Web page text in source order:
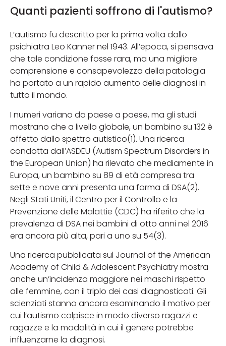
Quanti pazienti soffrono di l'autismo?
L’autismo fu descritto per la prima volta dallo
psichiatra Leo Kanner nel 1943. All’epoca, si pensava
che tale condizione fosse rara, ma una migliore
comprensione e consapevolezza della patologia
ha portato a un rapido aumento delle diagnosi in
tutto il mondo.
I numeri variano da paese a paese, ma gli studi
mostrano che a livello globale, un bambino su 132 è
affetto dallo spettro autistico(1). Una ricerca
condotta dall’ASDEU (Autism Spectrum Disorders in
the European Union) ha rilevato che mediamente in
Europa, un bambino su 89 di età compresa tra
sette e nove anni presenta una forma di DSA(2).
Negli Stati Uniti, il Centro per il Controllo e la
Prevenzione delle Malattie (CDC) ha riferito che la
prevalenza di DSA nei bambini di otto anni nel 2016
era ancora più alta, pari a uno su 54(3).
Una ricerca pubblicata sul Journal of the American
Academy of Child & Adolescent Psychiatry mostra
anche un’incidenza maggiore nei maschi rispetto
alle femmine, con il triplo dei casi diagnosticati. Gli
scienziati stanno ancora esaminando il motivo per
cui l’autismo colpisce in modo diverso ragazzi e
ragazze e la modalità in cui il genere potrebbe
influenzarne la diagnosi.